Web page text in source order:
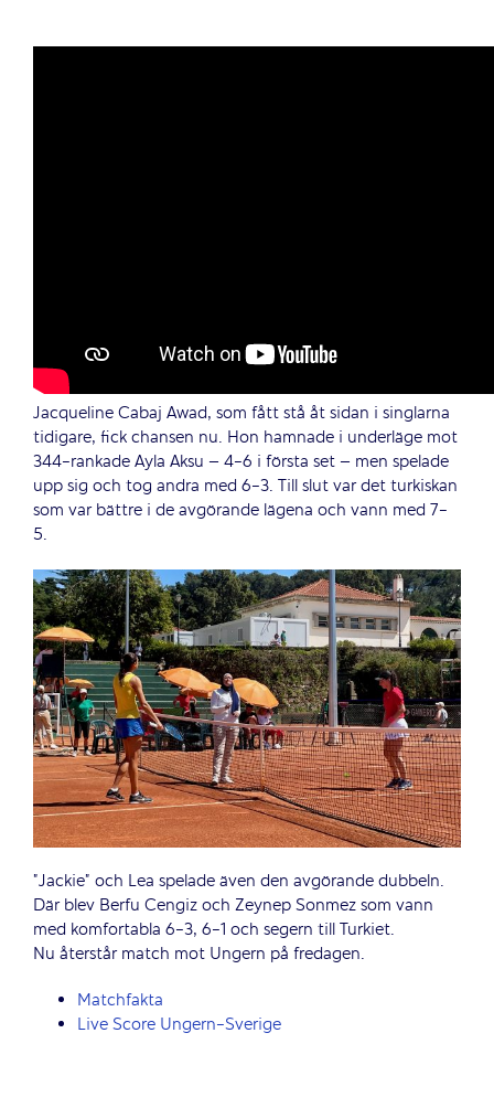
Jacqueline Cabaj Awad, som fått stå åt sidan i singlarna
tidigare, fick chansen nu. Hon hamnade i underläge mot
344-rankade Ayla Aksu – 4-6 i första set – men spelade
upp sig och tog andra med 6-3. Till slut var det turkiskan
som var bättre i de avgörande lägena och vann med 7-
5.
”Jackie” och Lea spelade även den avgörande dubbeln.
Där blev Berfu Cengiz och Zeynep Sonmez som vann
med komfortabla 6-3, 6-1 och segern till Turkiet.
Nu återstår match mot Ungern på fredagen.
Matchfakta
Live Score Ungern-Sverige